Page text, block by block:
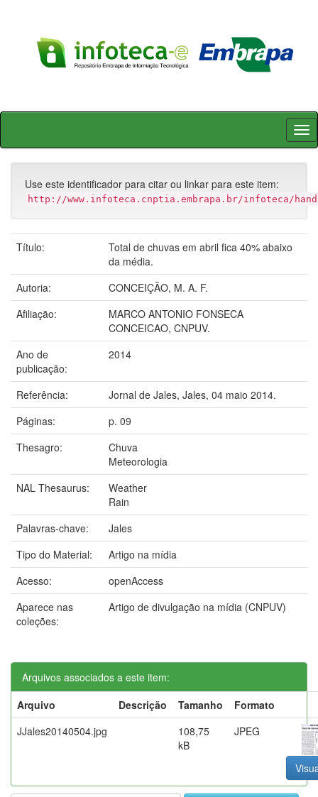
Skip
Use este identificador para citar ou linkar para este item:
http://www.infoteca.cnptia.embrapa.br/infoteca/
Título:
Total de chuvas em abril fica 40% abaixo
da média.
Autoria:
CONCEIÇÃO, M. A. F.
Afiliação:
MARCO ANTONIO FONSECA
CONCEICAO, CNPUV.
Ano de
publicação:
2014
Referência:
Jornal de Jales, Jales, 04 maio 2014.
Páginas:
p. 09
Thesagro:
Chuva
Meteorologia
NAL Thesaurus:
Weather
Rain
Palavras-chave:
Jales
Tipo do Material:
Artigo na mídia
Acesso:
openAccess
Aparece nas
coleções:
Artigo de divulgação na mídia (CNPUV)
Arquivos associados a este item:
Arquivo
Descrição Tamanho
Formato
JJales20140504.jpg
108,75
kB
JPEG